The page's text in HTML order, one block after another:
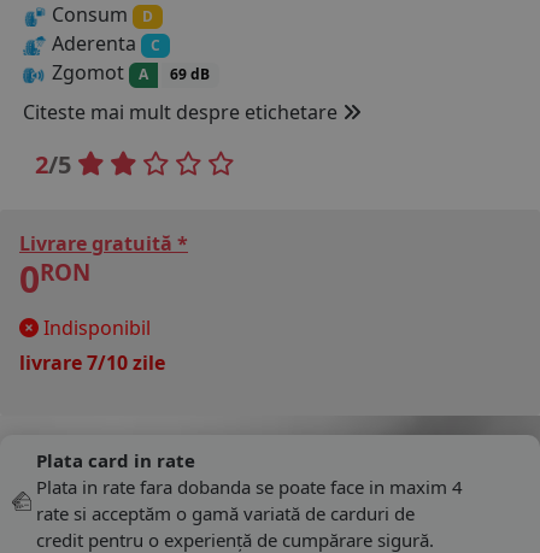
Consum
D
Aderenta C
Zgomot A 69 dB
Citeste mai mult despre etichetare
2/5
Livrare gratuită *
0RON
Indisponibil
livrare 7/10 zile
Plata card in rate
Plata in rate fara dobanda se poate face in maxim 4
rate si acceptăm o gamă variată de carduri de
credit pentru o experiență de cumpărare sigură.